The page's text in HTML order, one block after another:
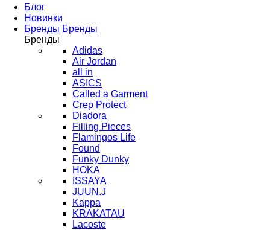
Блог
Новинки
Бренды Бренды
Бренды
Adidas
Air Jordan
all in
ASICS
Called a Garment
Crep Protect
Diadora
Filling Pieces
Flamingos Life
Found
Funky Dunky
HOKA
ISSAYA
JUUN.J
Kappa
KRAKATAU
Lacoste